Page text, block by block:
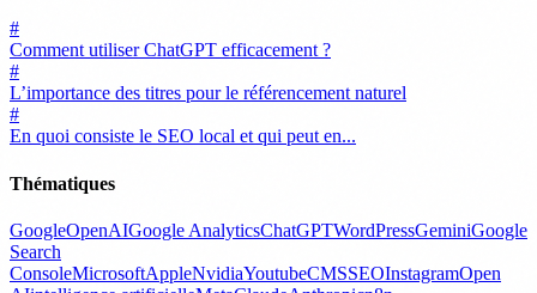
#
Comment utiliser ChatGPT efficacement ?
#
L’importance des titres pour le référencement naturel
#
En quoi consiste le SEO local et qui peut en...
Thématiques
GoogleOpenAIGoogle AnalyticsChatGPTWordPressGeminiGoogle
Search
ConsoleMicrosoftAppleNvidiaYoutubeCMSSEOInstagramOpen